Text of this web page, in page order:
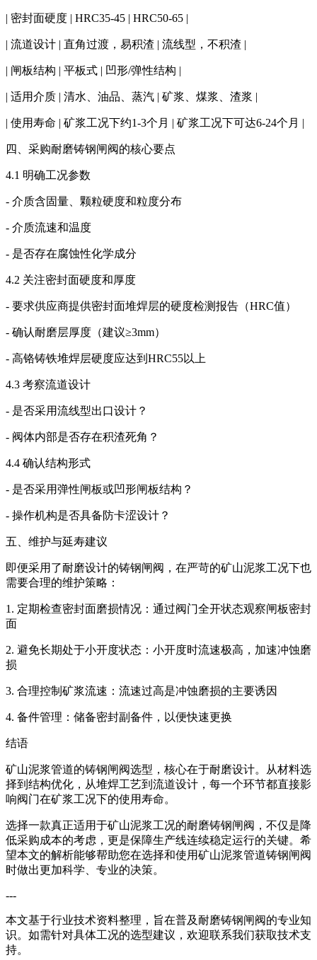
| 密封面硬度 | HRC35-45 | HRC50-65 |
| 流道设计 | 直角过渡，易积渣 | 流线型，不积渣 |
| 闸板结构 | 平板式 | 凹形/弹性结构 |
| 适用介质 | 清水、油品、蒸汽 | 矿浆、煤浆、渣浆 |
| 使用寿命 | 矿浆工况下约1-3个月 | 矿浆工况下可达6-24个月 |
四、采购耐磨铸钢闸阀的核心要点
4.1 明确工况参数
- 介质含固量、颗粒硬度和粒度分布
- 介质流速和温度
- 是否存在腐蚀性化学成分
4.2 关注密封面硬度和厚度
- 要求供应商提供密封面堆焊层的硬度检测报告（HRC值）
- 确认耐磨层厚度（建议≥3mm）
- 高铬铸铁堆焊层硬度应达到HRC55以上
4.3 考察流道设计
- 是否采用流线型出口设计？
- 阀体内部是否存在积渣死角？
4.4 确认结构形式
- 是否采用弹性闸板或凹形闸板结构？
- 操作机构是否具备防卡涩设计？
五、维护与延寿建议
即便采用了耐磨设计的铸钢闸阀，在严苛的矿山泥浆工况下也
需要合理的维护策略：
1. 定期检查密封面磨损情况：通过阀门全开状态观察闸板密封
面
2. 避免长期处于小开度状态：小开度时流速极高，加速冲蚀磨
损
3. 合理控制矿浆流速：流速过高是冲蚀磨损的主要诱因
4. 备件管理：储备密封副备件，以便快速更换
结语
矿山泥浆管道的铸钢闸阀选型，核心在于耐磨设计。从材料选
择到结构优化，从堆焊工艺到流道设计，每一个环节都直接影
响阀门在矿浆工况下的使用寿命。
选择一款真正适用于矿山泥浆工况的耐磨铸钢闸阀，不仅是降
低采购成本的考虑，更是保障生产线连续稳定运行的关键。希
望本文的解析能够帮助您在选择和使用矿山泥浆管道铸钢闸阀
时做出更加科学、专业的决策。
---
本文基于行业技术资料整理，旨在普及耐磨铸钢闸阀的专业知
识。如需针对具体工况的选型建议，欢迎联系我们获取技术支
持。